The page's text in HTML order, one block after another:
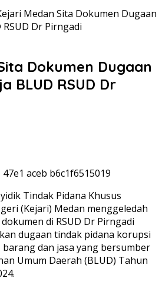
Medan Sita Dokumen Dugaan
Dr Pirngadi
Dokumen Dugaan
BLUD RSUD Dr
Tindak Pidana Khusus
(Kejari) Medan menggeledah
di RSUD Dr Pirngadi
dugaan tindak pidana korupsi
dan jasa yang bersumber
Umum Daerah (BLUD) Tahun